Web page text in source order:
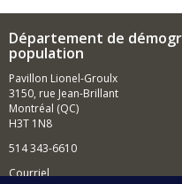
Département de
population
Pavillon Lionel-Groulx
3150, rue Jean-Brillant
Montréal (QC)
H3T 1N8
514 343-6610
Courriel